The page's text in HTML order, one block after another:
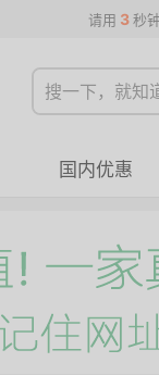
请用 3 秒
国内优惠